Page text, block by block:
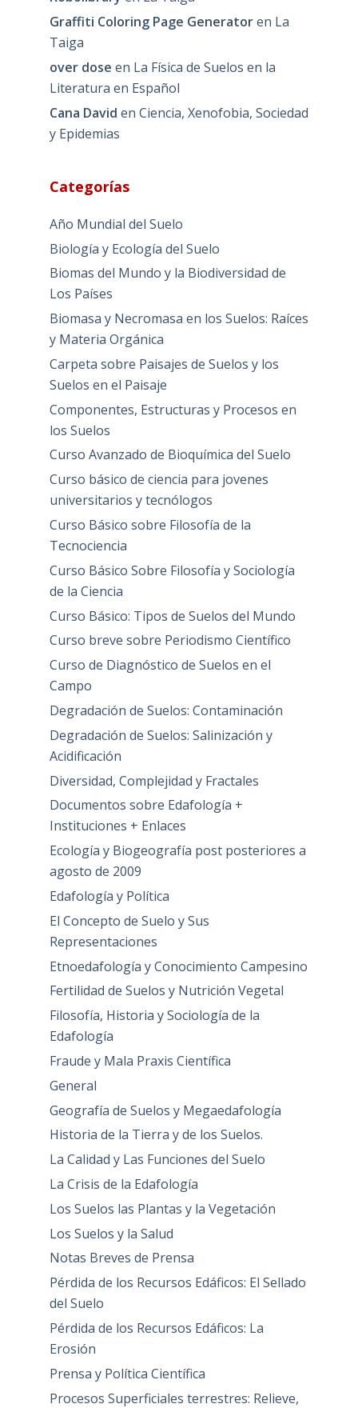
Graffiti Coloring Page Generatoren La
Taiga
over dose en La Física de Suelos en la
Literatura en Español
Cana David en Ciencia, Xenofobia, Sociedad
y Epidemias
Categorías
Año Mundial del Suelo
Biología y Ecología del Suelo
Biomas del Mundo y la Biodiversidad de
Los Países
Biomasa y Necromasa en los Suelos: Raíces
y Materia Orgánica
Carpeta sobre Paisajes de Suelos y los
Suelos en el Paisaje
Componentes, Estructuras y Procesos en
los Suelos
Curso Avanzado de Bioquímica del Suelo
Curso básico de ciencia para jovenes
universitarios y tecnólogos
Curso Básico sobre Filosofía de la
Tecnociencia
Curso Básico Sobre Filosofía y Sociología
de la Ciencia
Curso Básico: Tipos de Suelos del Mundo
Curso breve sobre Periodismo Científico
Curso de Diagnóstico de Suelos en el
Campo
Degradación de Suelos: Contaminación
Degradación de Suelos: Salinización y
Acidificación
Diversidad, Complejidad y Fractales
Documentos sobre Edafología +
Instituciones + Enlaces
Ecología y Biogeografía post posteriores a
agosto de 2009
Edafología y Política
El Concepto de Suelo y Sus
Representaciones
Etnoedafología y Conocimiento Campesino
Fertilidad de Suelos y Nutrición Vegetal
Filosofía, Historia y Sociología de la
Edafología
Fraude y Mala Praxis Científica
General
Geografía de Suelos y Megaedafología
Historia de la Tierra y de los Suelos.
La Calidad y Las Funciones del Suelo
La Crisis de la Edafología
Los Suelos las Plantas y la Vegetación
Los Suelos y la Salud
Notas Breves de Prensa
Pérdida de los Recursos Edáficos: El Sellado
del Suelo
Pérdida de los Recursos Edáficos: La
Erosión
Prensa y Política Científica
Procesos Superficiales terrestres: Relieve,